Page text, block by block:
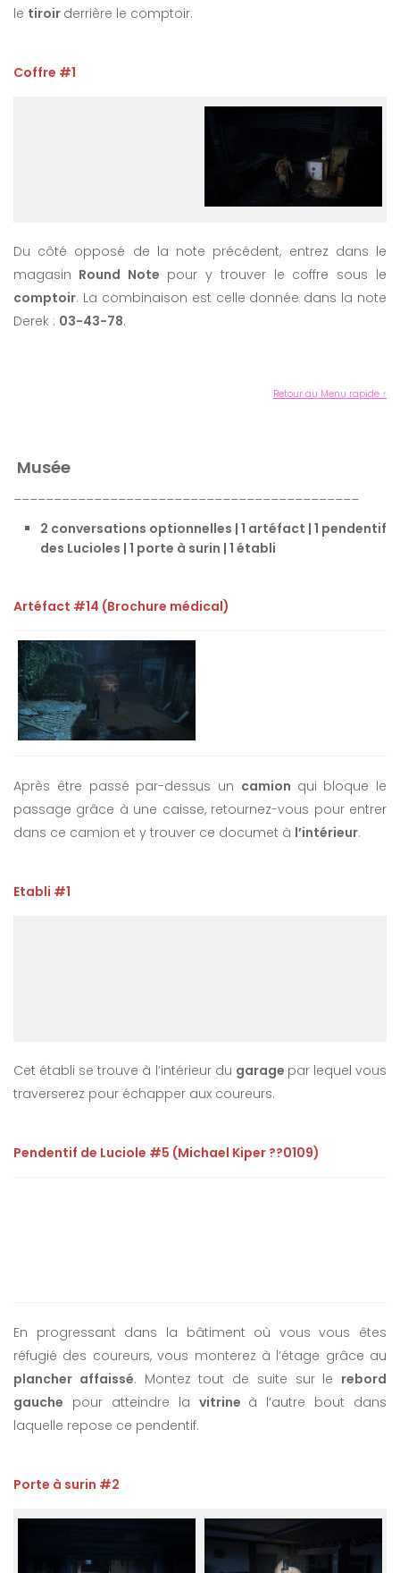
le tiroir derrière le comptoir.
Coffre #1
Du côté opposé de la note précédent, entrez dans le
magasin Round Note pour y trouver le coffre sous le
comptoir. La combinaison est celle donnée dans la note
Derek : 03-43-78.
Retour au Menu rapide ↑
Musée
___________________________________________
2 conversations optionnelles | 1 artéfact | 1 pendentif
des Lucioles | 1 porte à surin | 1 établi
Artéfact #14 (Brochure médical)
Après être passé par-dessus un camion qui bloque le
passage grâce à une caisse, retournez-vous pour entrer
dans ce camion et y trouver ce documet à l’intérieur.
Etabli #1
Cet établi se trouve à l’intérieur du garage par lequel vous
traverserez pour échapper aux coureurs.
Pendentif de Luciole #5 (Michael Kiper ??0109)
En progressant dans la bâtiment où vous vous êtes
réfugié des coureurs, vous monterez à l’étage grâce au
plancher affaissé. Montez tout de suite sur le rebord
gauche pour atteindre la vitrine à l’autre bout dans
laquelle repose ce pendentif.
Porte à surin #2